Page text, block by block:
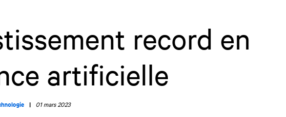
record en
artificielle
| 01 mars 2023